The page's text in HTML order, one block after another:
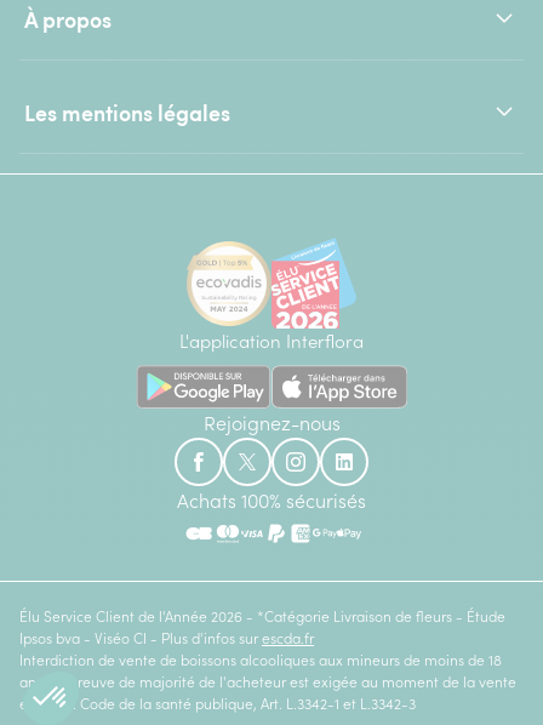
À propos
Les mentions légales
L'application Interflora
Rejoignez-nous
Achats 100% sécurisés
Élu Service Client de l'Année 2026 - *Catégorie Livraison de fleurs - Étude
Ipsos bva - Viséo CI - Plus d'infos sur escda.fr
Interdiction de vente de boissons alcooliques aux mineurs de moins de 18
ans. La preuve de majorité de l'acheteur est exigée au moment de la vente
en ligne. Code de la santé publique, Art. L.3342-1 et L.3342-3